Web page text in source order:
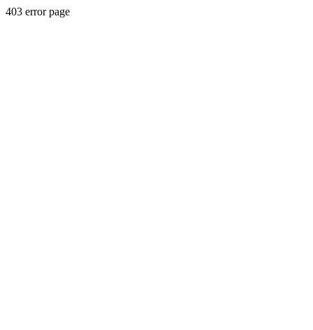
403 error page